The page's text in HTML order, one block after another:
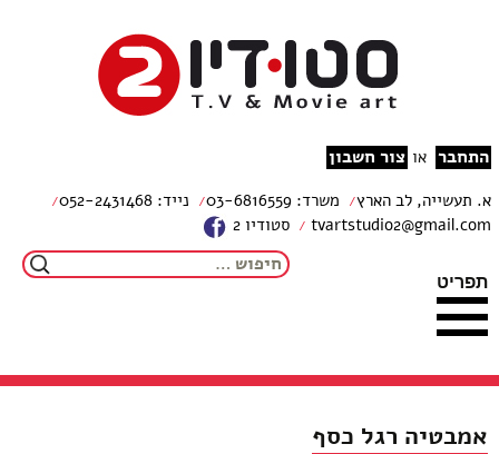
studio2
התחבר או צור חשבון
א. תעשייה, לב הארץ משרד: 03-6816559
נייד: 052-2431468
tvartstudio2@gmail.com
סטודיו 2
תפריט
חיפוש:
אמבטיה רגל כסף